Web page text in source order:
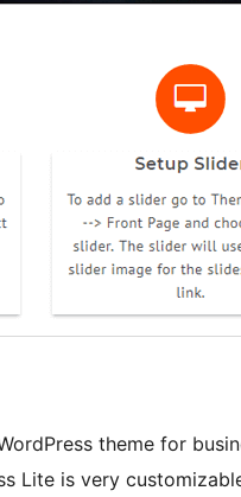
theme for
Lite is very